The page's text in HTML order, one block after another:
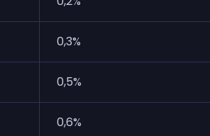
0,3%
0,5%
0,6%